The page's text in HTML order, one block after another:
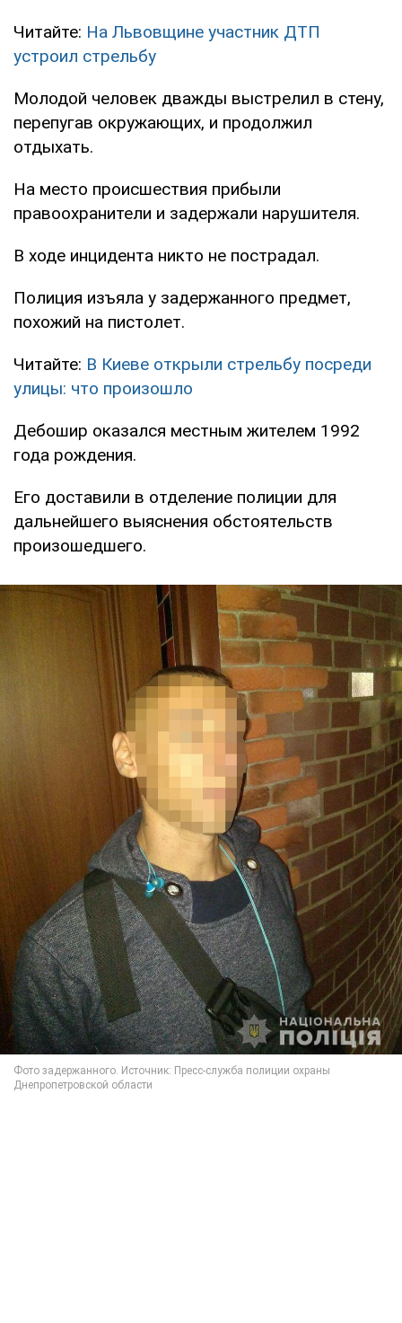
Читайте: На Львовщине участник ДТП
устроил стрельбу
Молодой человек дважды выстрелил в стену,
перепугав окружающих, и продолжил
отдыхать.
На место происшествия прибыли
правоохранители и задержали нарушителя.
В ходе инцидента никто не пострадал.
Полиция изъяла у задержанного предмет,
похожий на пистолет.
Читайте: В Киеве открыли стрельбу посреди
улицы: что произошло
Дебошир оказался местным жителем 1992
года рождения.
Его доставили в отделение полиции для
дальнейшего выяснения обстоятельств
произошедшего.